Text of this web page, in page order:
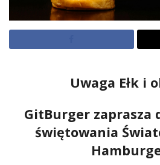
Uwaga Ełk i
GitBurger zaprasza
świętowania